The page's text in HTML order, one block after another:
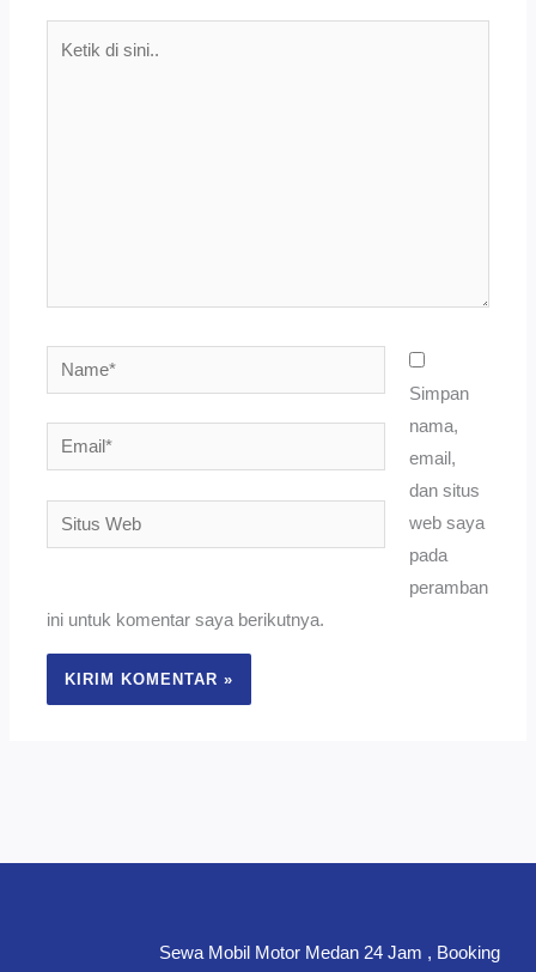
Name*
Email*
Situs
Web
Simpan
nama,
email,
dan situs
web saya
pada
peramban
ini untuk komentar saya berikutnya.
Sewa Mobil Motor Medan 24 Jam , Booking